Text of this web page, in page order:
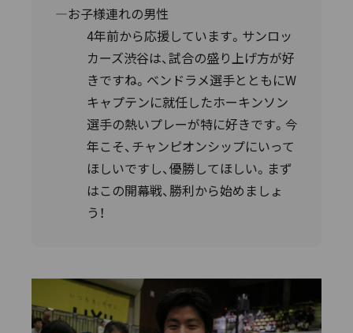
―お子様連れの男性
4年前から応援しています。サンロッ
カーズ渋谷は、試合の盛り上げ方が好
きですね。ベンドラメ選手とともにW
キャプテンに就任したホーキンソン
選手の熱いプレーが特に好きです。今
年こそ、チャンピオンシップにいって
ほしいですし、優勝してほしい。まず
はこの開幕戦、勝利から始めましょ
う！